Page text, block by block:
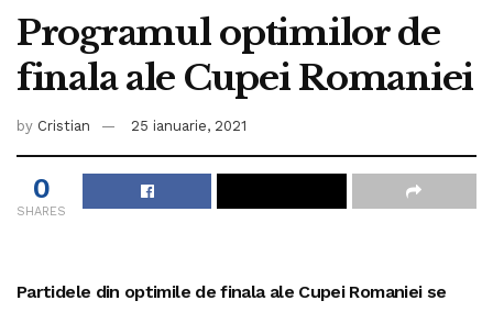
Programul optimilor de
finala ale Cupei Romaniei
by Cristian 25 ianuarie, 2021
0
SHARES
Partidele din optimile de finala ale Cupei Romaniei se